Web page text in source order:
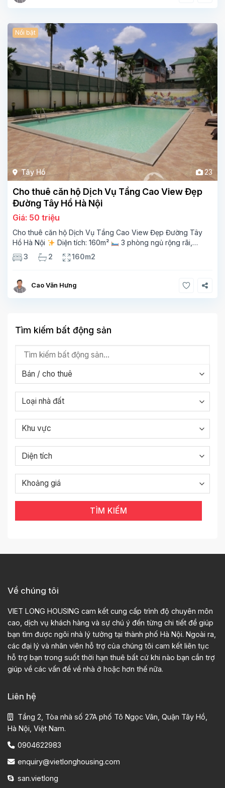
Tây Hồ 23
Nổi bật
Cho thuê căn hộ Dịch Vụ Tầng Cao View Đẹp
Đường Tây Hồ Hà Nội
Giá: 50 triệu
Cho thuê căn hộ Dịch Vụ Tầng Cao View Đẹp Đường Tây
Hồ Hà Nội
Diện tích: 160m²
3 phòng ngủ rộng rãi,
thoáng sáng
2 phòng tắm tiện nghi
khách hiện đại, ban công thoáng mát
3 2 160m2
Cao Văn Hưng
Tìm kiếm bất động sản
TÌM KIẾM
Về chúng tôi
VIET LONG HOUSING cam kết cung cấp trình độ chuyên môn
cao, dịch vụ khách hàng và sự chú ý đến từng chi tiết để giúp
bạn tìm được ngôi nhà lý tưởng tại thành phố Hà Nội. Ngoài ra,
các đại lý và nhân viên hỗ trợ của chúng tôi cam kết liên tục
hỗ trợ bạn trong suốt thời hạn thuê bất cứ khi nào bạn cần trợ
giúp về các vấn đề về nhà ở hoặc hơn thế nữa.
Liên hệ
Tầng 2, Tòa nhà số 27A phố Tô Ngọc Vân, Quận Tây Hồ,
Hà Nội, Việt Nam.
0904622983
enquiry@vietlonghousing.com
san.vietlong